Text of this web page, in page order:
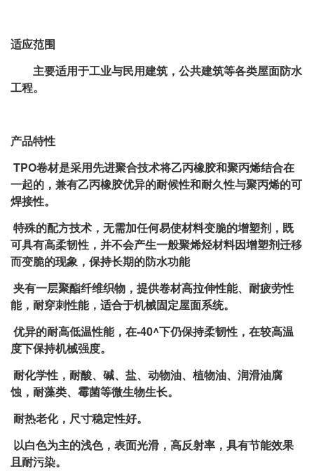
适应范围
主要适用于工业与民用建筑，公共建筑等各类屋面防水
工程。
产品特性
TPO卷材是采用先进聚合技术将乙丙橡胶和聚丙烯结合在
一起的，兼有乙丙橡胶优异的耐候性和耐久性与聚丙烯的可
焊接性。
特殊的配方技术，无需加任何易使材料变脆的增塑剂，既
可具有高柔韧性，并不会产生一般聚烯烃材料因增塑剂迁移
而变脆的现象，保持长期的防水功能
夹有一层聚酯纤维织物，提供卷材高拉伸性能、耐疲劳性
能，耐穿刺性能，适合于机械固定屋面系统。
优异的耐高低温性能，在-40^下仍保持柔韧性，在较高温
度下保持机械强度。
耐化学性，耐酸、碱、盐、动物油、植物油、润滑油腐
蚀，耐藻类、霉菌等微生物生长。
耐热老化，尺寸稳定性好。
以白色为主的浅色，表面光滑，高反射率，具有节能效果
且耐污染。